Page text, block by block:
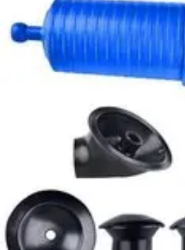
Plomberie Rapide
Dépannage
Outils et Équipements
d'urgenceDépannage plomberie
Plomberie Rapide